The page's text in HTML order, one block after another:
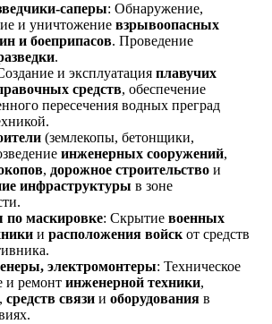
саперы: Обнаружение,
и уничтожение взрывоопасных
и боеприпасов. Проведение
.
и эксплуатация плавучих
средств, обеспечение
пересечения водных преград
(землекопы, бетонщики,
инженерных сооружений,
, дорожное строительство и
инфраструктуры в зоне
по маскировке: Скрытие военных
и расположения войск от средств
электромонтеры: Техническое
и ремонт инженерной техники,
, средств связи и оборудования в